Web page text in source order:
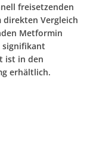
freisetzenden
direkten Vergleich
Metformin
signifikant
ist in den
erhältlich.